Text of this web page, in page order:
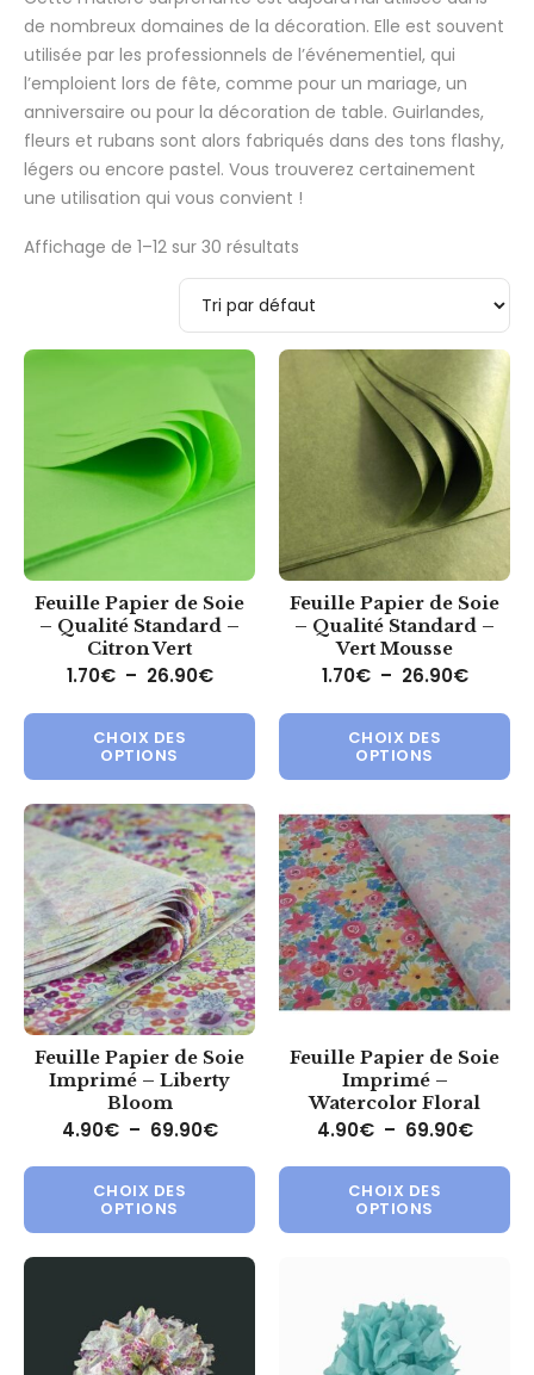
de nombreux domaines de la décoration. Elle est souvent
utilisée par les professionnels de l’événementiel, qui
l’emploient lors de fête, comme pour un mariage, un
anniversaire ou pour la décoration de table. Guirlandes,
fleurs et rubans sont alors fabriqués dans des tons flashy,
légers ou encore pastel. Vous trouverez certainement
une utilisation qui vous convient !
Affichage de 1–12 sur 30 résultats
Feuille Papier de Soie
– Qualité Standard –
Citron Vert
1.70€ – 26.90€Plage de prix : 1.70€ à 26.90€
CHOIX DES
OPTIONS
Ce produit a plusieurs
Feuille Papier de Soie
– Qualité Standard –
Vert Mousse
1.70€ – 26.90€Plage
CHOIX DES
OPTIONS
Feuille Papier de Soie
Imprimé – Liberty
Bloom
4.90€ – 69.90€Plage de prix : 4.90€ à 69.90€
CHOIX DES
OPTIONS
Ce produit a plusieurs
Feuille Papier de Soie
Imprimé –
Watercolor Floral
4.90€ – 69.90€Plage
CHOIX DES
OPTIONS